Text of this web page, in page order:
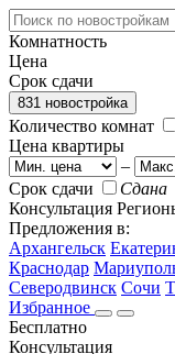
Комнатность
Цена
Срок сдачи
831 новостройка
Количество комнат
Цена квартиры
–
Срок сдачи
Сдана
Консультация
Предложения в:
Архангельск
Краснодар
Северодвинск Сочи
Избранное
Бесплатно
Консультация